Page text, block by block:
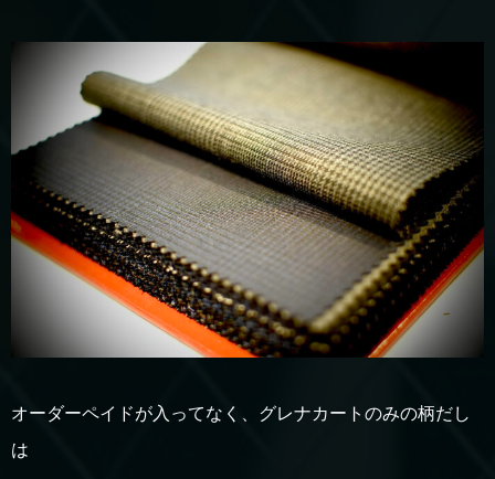
オーダーペイドが入ってなく、グレナカートのみの柄だし
は